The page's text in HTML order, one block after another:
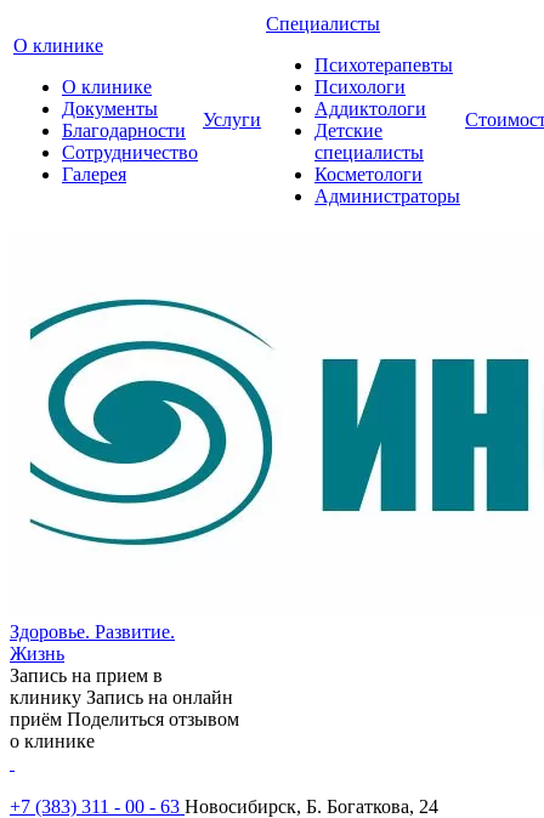
О клинике
О клинике
Документы
Благодарности
Сотрудничество
Галерея
Услуги
Специалисты
Психотерапевты
Психологи
Аддиктологи
Детские
специалисты
Косметологи
Администраторы
Здоровье. Развитие.
Жизнь
Запись на прием в
клинику Запись на онлайн
приём Поделиться отзывом
о клинике
+7 (383) 311 - 00 - 63 Новосибирск, Б. Богаткова, 24